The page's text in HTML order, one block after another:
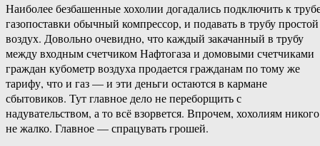
Наиболее безбашенные хохолии догадались подключить к
газопоставки обычный компрессор, и подавать в трубу простой
воздух. Довольно очевидно, что каждый закачанный в трубу
между входным счетчиком Нафтогаза и домовыми счетчиками
граждан кубометр воздуха продается гражданам по тому же
тарифу, что и газ — и эти деньги остаются в кармане
сбытовиков. Тут главное дело не переборщить с
надувательством, а то всё взорвется. Впрочем, хохолиям никого
не жалко. Главное — спрацувать грошей.